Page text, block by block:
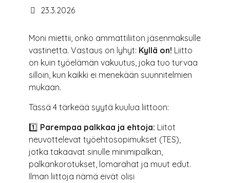
23.3.2026
Moni miettii, onko ammattiliiton jäsenmaksulle
vastinetta. Vastaus on lyhyt: Kyllä on! Liitto
on kuin työelämän vakuutus, joka tuo turvaa
silloin, kun kaikki ei menekään suunnitelmien
mukaan.
Tässä 4 tärkeää syytä kuulua liittoon:
1️⃣ Parempaa palkkaa ja ehtoja: Liitot
neuvottelevat työehtosopimukset (TES),
jotka takaavat sinulle minimipalkan,
palkankorotukset, lomarahat ja muut edut.
Ilman liittoja nämä eivät olisi